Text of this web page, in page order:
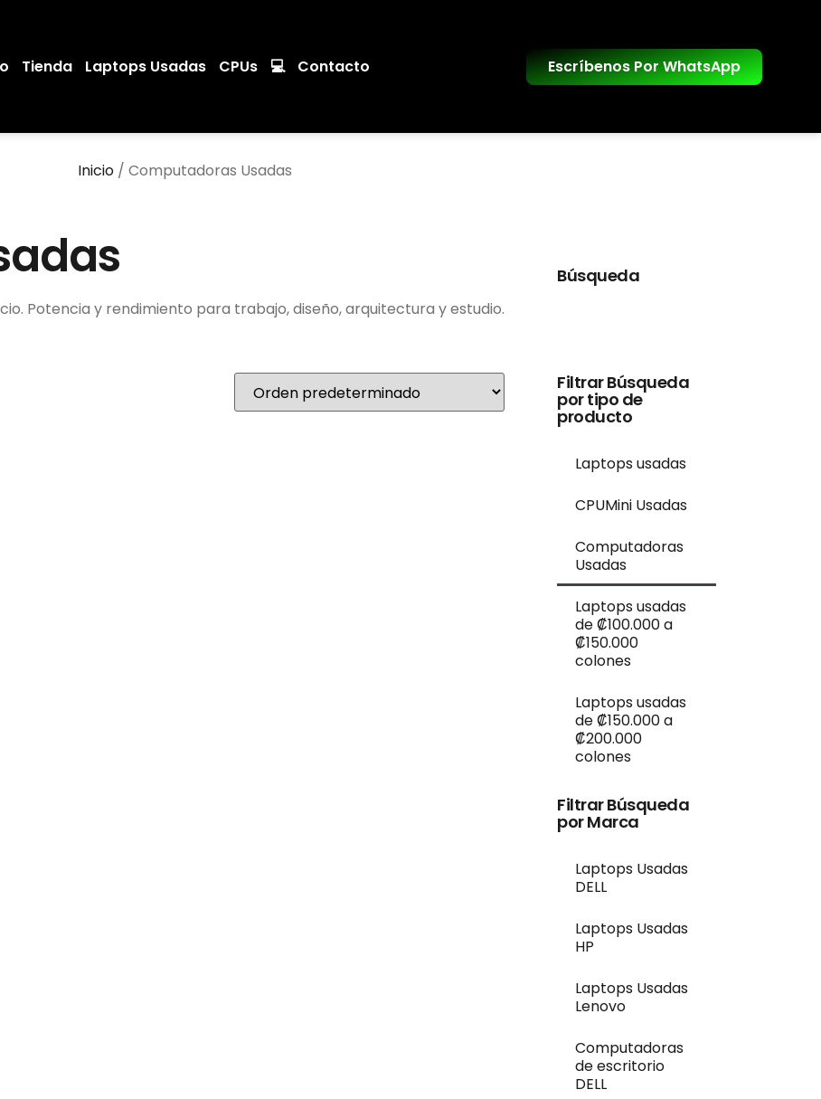
Tienda Laptops Usadas CPUs 💻 Contacto Escríbenos Por WhatsApp
Inicio/ Computadoras Usadas
Potencia y rendimiento para trabajo, diseño, arquitectura y estudio.
Búsqueda
Filtrar Búsqueda
por tipo de
producto
Laptops usadas
CPUMini Usadas
Computadoras
Usadas
Laptops usadas
de ₡100.000 a
₡150.000
colones
Laptops usadas
de ₡150.000 a
₡200.000
colones
Filtrar Búsqueda
por Marca
Laptops Usadas
DELL
Laptops Usadas
HP
Laptops Usadas
Lenovo
Computadoras
de escritorio
DELL